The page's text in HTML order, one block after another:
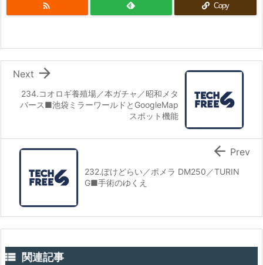
 Copy
234.コオロギ養殖場／本ガチャ／昭和メタ
バース■池袋ミラーワールドとGoogleMap
スポット機能

Next
232.ぽけどらい／ポメラ DM250／TURIN
G■手術のゆくえ
 Prev
 関連記事